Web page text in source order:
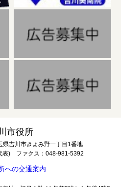
市役所
吉川市きよみ野一丁目1番地
表) ファクス：048-981-5392
への交通案内